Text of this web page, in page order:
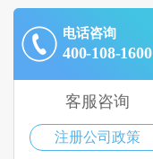
电话咨询
400-108-1600
客服咨询
注册公司政策